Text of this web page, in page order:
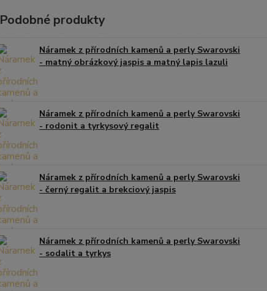
Podobné produkty
Náramek z přírodních kamenů a perly Swarovski
- matný obrázkový jaspis a matný lapis lazuli
Náramek z přírodních kamenů a perly Swarovski
- rodonit a tyrkysový regalit
Náramek z přírodních kamenů a perly Swarovski
- černý regalit a brekciový jaspis
Náramek z přírodních kamenů a perly Swarovski
- sodalit a tyrkys